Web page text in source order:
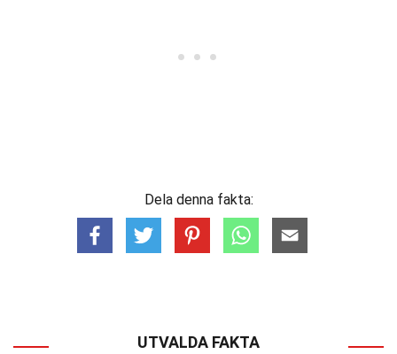
Dela denna fakta:
UTVALDA FAKTA